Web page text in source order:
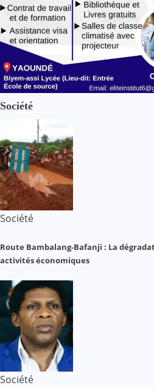
Société
Société
Route Bambalang-Bafanji : La
activités économiques
Société